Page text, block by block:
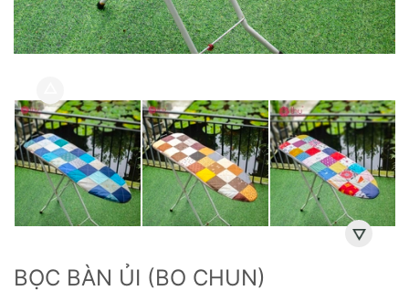
BỌC BÀN ỦI (BO CHUN)